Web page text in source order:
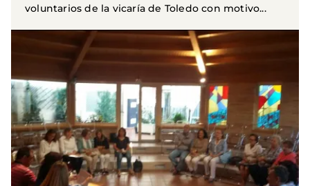
voluntarios de la vicaría de Toledo con motivo...